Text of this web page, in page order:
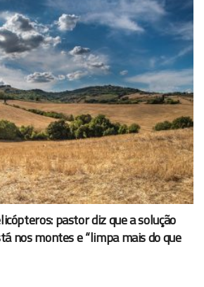
pastor diz que a solução
nos montes e “limpa mais do que